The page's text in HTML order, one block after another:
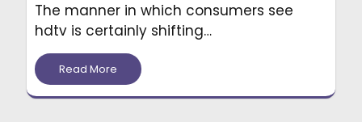
The manner in which consumers see
hdtv is certainly shifting…
Read More